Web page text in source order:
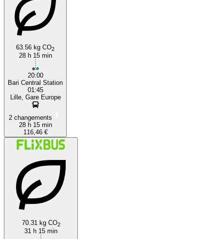
63.56 kg CO2
28 h 15 min
20:00
Bari Central Station
01:45
Lille, Gare Europe
2 changements
28 h 15 min
116,46 €
70.31 kg CO2
31 h 15 min